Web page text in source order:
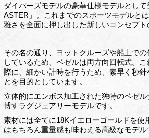
ダイバーズモデルの豪華仕様モデルとし
ASTER」。これまでのスポーツモデルと
雅さを全面に押し出した新しいコンセプト
その名の通り、ヨットクルーズや船上で
しているため、ベゼルは両方向回転式。
際に、細かい計時を行うため、素早く秒針
とを目的としています。
立体的にエンボス加工された独特のベゼ
博すラグジュアリーモデルです。
素材には全てに18Kイエローゴールドを使
はもちろん重量感も味わえる高級なモデル